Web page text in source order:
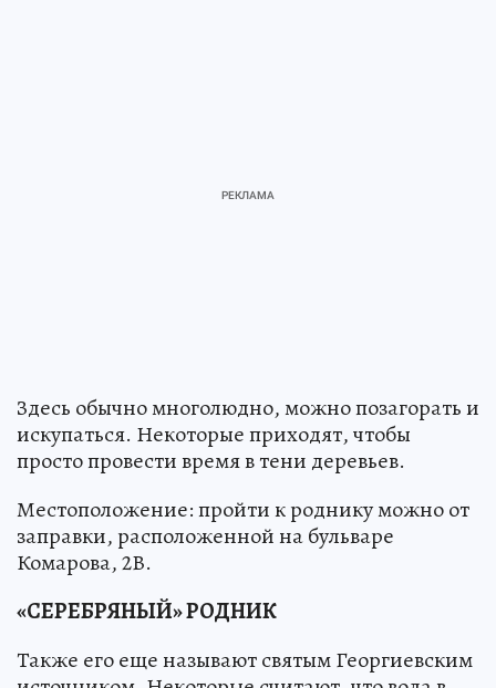
Здесь обычно многолюдно, можно позагорать и
искупаться. Некоторые приходят, чтобы
просто провести время в тени деревьев.
Местоположение: пройти к роднику можно от
заправки, расположенной на бульваре
Комарова, 2В.
«СЕРЕБРЯНЫЙ» РОДНИК
Также его еще называют святым Георгиевским